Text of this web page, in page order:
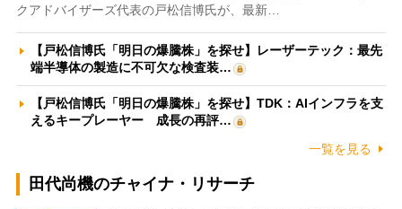
クアドバイザーズ代表の戸松信博氏が、最新…
【戸松信博氏「明日の爆騰株」を探せ】レーザーテック：最先
端半導体の製造に不可欠な検査装…
【戸松信博氏「明日の爆騰株」を探せ】TDK：AIインフラを支
えるキープレーヤー 成長の再評…
一覧を見る
田代尚機のチャイナ・リサーチ